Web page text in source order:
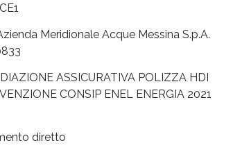
Meridionale Acque Messina S.p.A.
ASSICURATIVA POLIZZA HDI
CONSIP ENEL ENERGIA 2021
diretto